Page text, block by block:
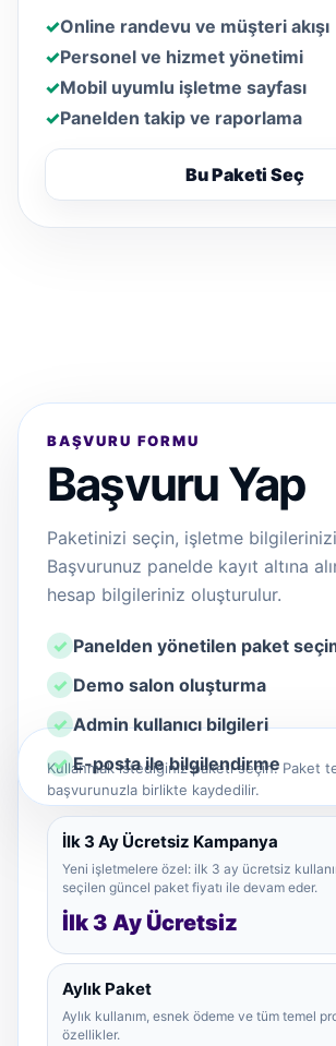
Online randevu ve müşteri akışı
Personel ve hizmet yönetimi
Mobil uyumlu işletme sayfası
Panelden takip ve raporlama
Bu Paketi Seç
BAŞVURU FORMU
Başvuru Yap
Paketinizi seçin, işletme
Başvurunuz panelde kayıt altına
hesap bilgileriniz oluşturulur.
Panelden yönetilen paket
Demo salon oluşturma
Admin kullanıcı bilgileri
E-posta ile bilgilendirme
Kullanmak istediğiniz paketi seçin. Paket
başvurunuzla birlikte kaydedilir.
İlk 3 Ay Ücretsiz Kampanya
Yeni işletmelere özel: ilk 3 ay ücretsiz
seçilen güncel paket fiyatı ile devam eder.
İlk 3 Ay Ücretsiz
Aylık Paket
Aylık kullanım, esnek ödeme ve tüm temel
özellikler.